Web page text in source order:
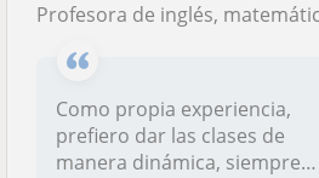
Profesora de inglés, matemáticas, lengua... Entre 4 y 14 años. Soy organizada, empática y me adapto a necesidades de cada
Como propia experiencia,
prefiero dar las clases de
manera dinámica, siempre